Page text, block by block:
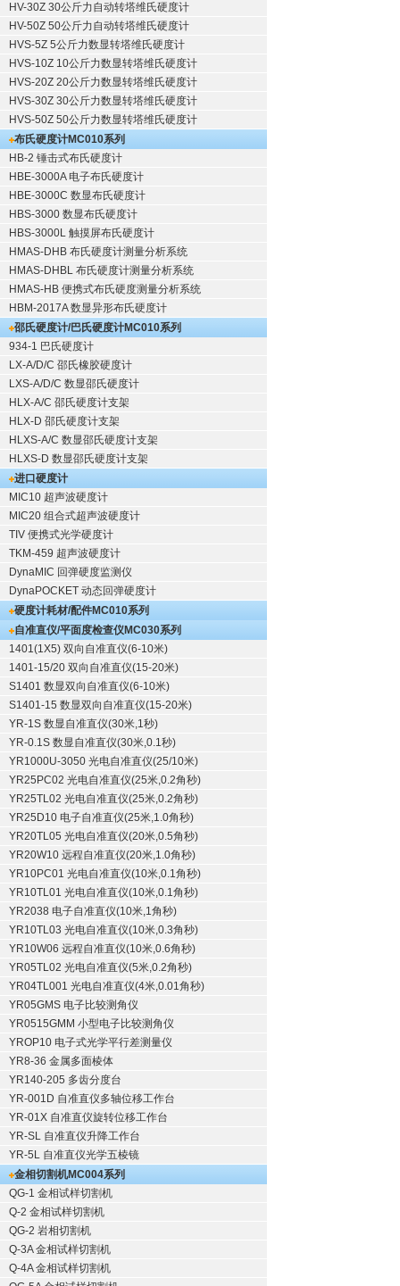
HV-30Z 30公斤力自动转塔维氏硬度计
HV-50Z 50公斤力自动转塔维氏硬度计
HVS-5Z 5公斤力数显转塔维氏硬度计
HVS-10Z 10公斤力数显转塔维氏硬度计
HVS-20Z 20公斤力数显转塔维氏硬度计
HVS-30Z 30公斤力数显转塔维氏硬度计
HVS-50Z 50公斤力数显转塔维氏硬度计
布氏硬度计MC010系列
HB-2 锤击式布氏硬度计
HBE-3000A 电子布氏硬度计
HBE-3000C 数显布氏硬度计
HBS-3000 数显布氏硬度计
HBS-3000L 触摸屏布氏硬度计
HMAS-DHB 布氏硬度计测量分析系统
HMAS-DHBL 布氏硬度计测量分析系统
HMAS-HB 便携式布氏硬度测量分析系统
HBM-2017A 数显异形布氏硬度计
邵氏硬度计/巴氏硬度计MC010系列
934-1 巴氏硬度计
LX-A/D/C 邵氏橡胶硬度计
LXS-A/D/C 数显邵氏硬度计
HLX-A/C 邵氏硬度计支架
HLX-D 邵氏硬度计支架
HLXS-A/C 数显邵氏硬度计支架
HLXS-D 数显邵氏硬度计支架
进口硬度计
MIC10 超声波硬度计
MIC20 组合式超声波硬度计
TIV 便携式光学硬度计
TKM-459 超声波硬度计
DynaMIC 回弹硬度监测仪
DynaPOCKET 动态回弹硬度计
硬度计耗材/配件MC010系列
自准直仪/平面度检查仪MC030系列
1401(1X5) 双向自准直仪(6-10米)
1401-15/20 双向自准直仪(15-20米)
S1401 数显双向自准直仪(6-10米)
S1401-15 数显双向自准直仪(15-20米)
YR-1S 数显自准直仪(30米,1秒)
YR-0.1S 数显自准直仪(30米,0.1秒)
YR1000U-3050 光电自准直仪(25/10米)
YR25PC02 光电自准直仪(25米,0.2角秒)
YR25TL02 光电自准直仪(25米,0.2角秒)
YR25D10 电子自准直仪(25米,1.0角秒)
YR20TL05 光电自准直仪(20米,0.5角秒)
YR20W10 远程自准直仪(20米,1.0角秒)
YR10PC01 光电自准直仪(10米,0.1角秒)
YR10TL01 光电自准直仪(10米,0.1角秒)
YR2038 电子自准直仪(10米,1角秒)
YR10TL03 光电自准直仪(10米,0.3角秒)
YR10W06 远程自准直仪(10米,0.6角秒)
YR05TL02 光电自准直仪(5米,0.2角秒)
YR04TL001 光电自准直仪(4米,0.01角秒)
YR05GMS 电子比较测角仪
YR0515GMM 小型电子比较测角仪
YROP10 电子式光学平行差测量仪
YR8-36 金属多面棱体
YR140-205 多齿分度台
YR-001D 自准直仪多轴位移工作台
YR-01X 自准直仪旋转位移工作台
YR-SL 自准直仪升降工作台
YR-5L 自准直仪光学五棱镜
金相切割机MC004系列
QG-1 金相试样切割机
Q-2 金相试样切割机
QG-2 岩相切割机
Q-3A 金相试样切割机
Q-4A 金相试样切割机